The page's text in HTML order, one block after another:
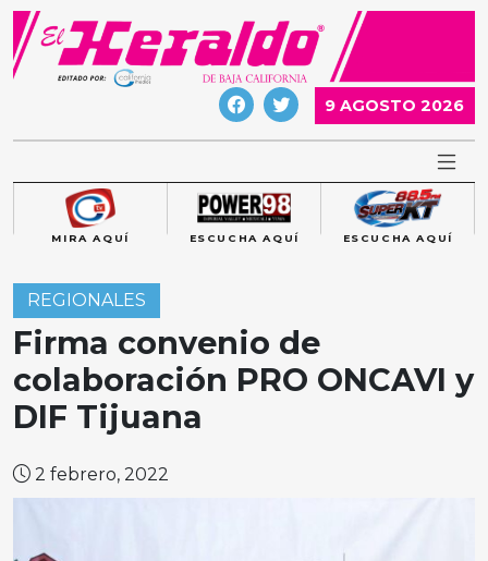
Skip
content
9 AGOSTO 2026
MIRA AQUÍ ESCUCHA AQUÍ ESCUCHA AQUÍ
REGIONALES
Firma convenio de
colaboración PRO ONCAVI y
DIF Tijuana
2 febrero, 2022